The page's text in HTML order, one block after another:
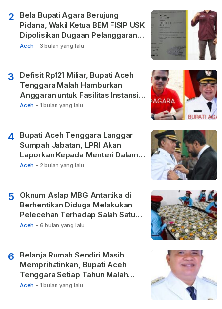
2
Bela Bupati Agara Berujung
Pidana, Wakil Ketua BEM FISIP USK
Dipolisikan Dugaan Pelanggaran
Privasi dan UU ITE
Aceh - 3 bulan yang lalu
3
Defisit Rp121 Miliar, Bupati Aceh
Tenggara Malah Hamburkan
Anggaran untuk Fasilitas Instansi
Vertikal
Aceh - 1 bulan yang lalu
4
Bupati Aceh Tenggara Langgar
Sumpah Jabatan, LPRI Akan
Laporkan Kepada Menteri Dalam
Negeri
Aceh - 2 bulan yang lalu
5
Oknum Aslap MBG Antartika di
Berhentikan Diduga Melakukan
Pelecehan Terhadap Salah Satu
Relawan
Aceh - 6 bulan yang lalu
6
Belanja Rumah Sendiri Masih
Memprihatinkan, Bupati Aceh
Tenggara Setiap Tahun Malah
Membangun Pasilitas Rumah
Aceh - 1 bulan yang lalu